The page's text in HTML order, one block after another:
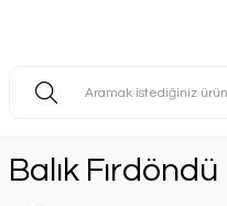
Balık Fırdöndü